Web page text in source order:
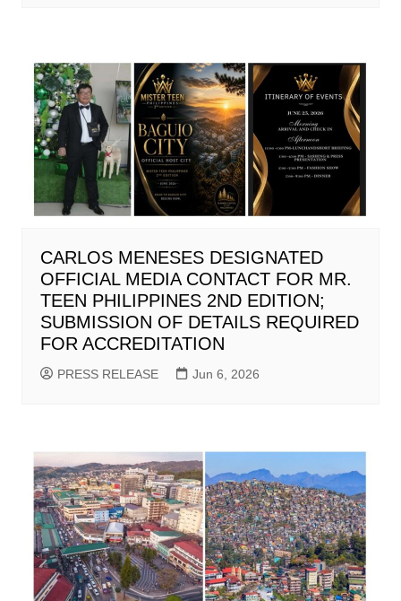
CARLOS MENESES DESIGNATED
OFFICIAL MEDIA CONTACT FOR MR.
TEEN PHILIPPINES 2ND EDITION;
SUBMISSION OF DETAILS REQUIRED
FOR ACCREDITATION
PRESS RELEASE Jun 6, 2026